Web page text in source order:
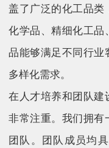
盖了广泛的化工品
化学品、精细化工
品能够满足不同行业
多样化需求。
在人才培养和团队建
非常注重。我们拥有
团队。团队成员均